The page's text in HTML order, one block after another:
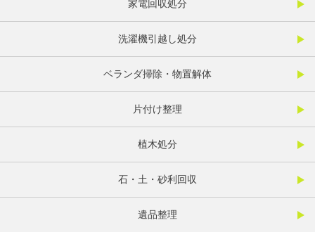
家電回収処分
洗濯機引越し処分
ベランダ掃除・物置解体
片付け整理
植木処分
石・土・砂利回収
遺品整理